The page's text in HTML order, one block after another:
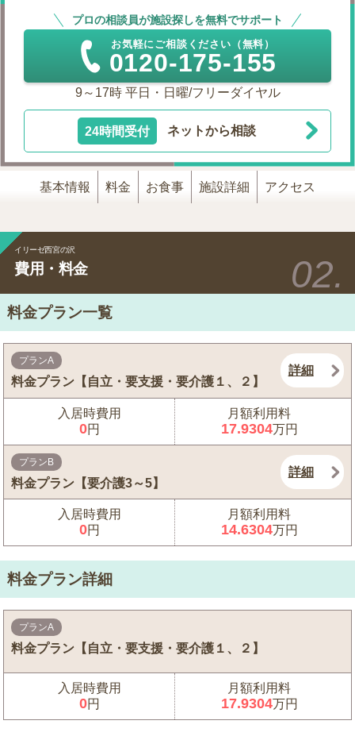
プロの相談員が施設探しを無料でサポート
お気軽にご相談ください（無料）
0120-175-155
9～17時 平日・日曜/フリーダイヤル
24時間受付 ネットから相談
基本情報 料金 お食事 施設詳細 アクセス
イリーゼ西宮の沢
費用・料金
料金プラン一覧
プランA
料金プラン【自立・要支援・要介護１、２】
詳細
入居時費用
0円
月額利用料
17.9304万円
プランB
料金プラン【要介護3～5】
詳細
入居時費用
0円
月額利用料
14.6304万円
料金プラン詳細
プランA
料金プラン【自立・要支援・要介護１、２】
入居時費用
0円
月額利用料
17.9304万円